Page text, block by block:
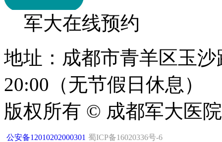
军大在线预约
地址：成都市青羊区玉
20:00（无节假日休息）
版权所有 © 成都军大医
公安备12010202000301 蜀ICP备16020336号-6